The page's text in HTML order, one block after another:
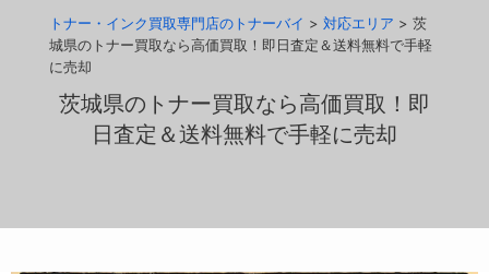
トナー・インク買取専門店のトナーバイ > 対応エリア > 茨
城県のトナー買取なら高価買取！即日査定＆送料無料で手軽
に売却
茨城県のトナー買取なら高価買取！即
日査定＆送料無料で手軽に売却